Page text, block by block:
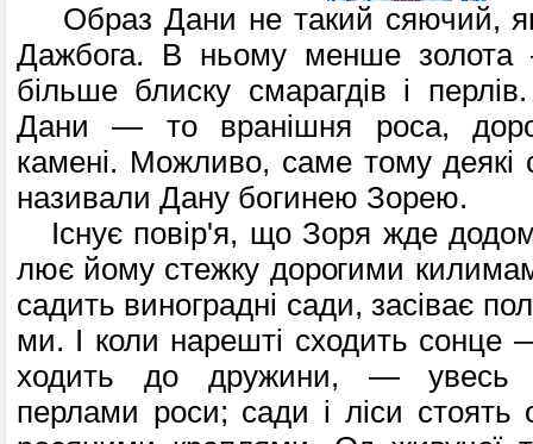
Образ Дани не такий сяючий, як
Дажбога. В ньому менше золота
більше блиску смарагдів і
Дани — то вранішня роса,
камені. Можливо, саме тому деякі
називали Дану богинею Зорею.
Існує повір'я, що Зоря жде
лює йому стежку дорогими
садить виноградні сади, засіває
ми. І коли нарешті сходить
ходить до дружини, — увесь
перлами роси; сади і ліси стоять